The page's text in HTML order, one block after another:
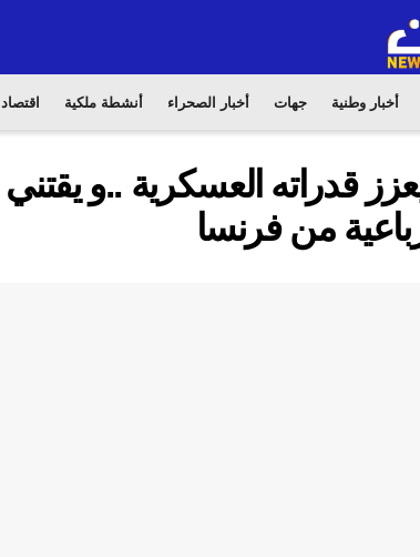
أخبار وطنية جهات أخبار الصحراء أنشطة ملكية اقتصاد
من فرنسا